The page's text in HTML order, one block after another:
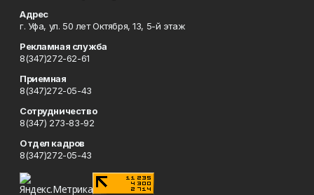
Адрес
г. Уфа, ул. 50 лет Октября, 13, 5-й этаж
Рекламная служба
8(347)272-62-61
Приемная
8(347)272-05-43
Сотрудничество
8(347) 273-83-92
Отдел кадров
8(347)272-05-43